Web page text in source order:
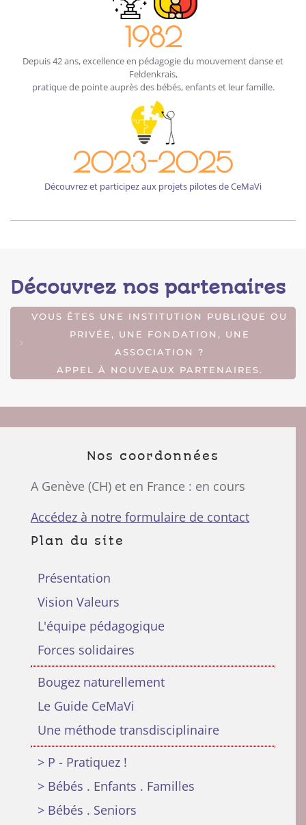
1982
Depuis 42 ans, excellence en pédagogie du mouvement danse et
Feldenkrais,
pratique de pointe auprès des bébés, enfants et leur famille.
2023-2025
Découvrez et participez aux projets pilotes de CeMaVi
Découvrez nos partenaires
VOUS ÊTES UNE INSTITUTION PUBLIQUE OU
PRIVÉE, UNE FONDATION, UNE
ASSOCIATION ?
APPEL À NOUVEAUX PARTENAIRES.
Nos coordonnées
A Genève (CH) et en France : en cours
Accédez à notre formulaire de contact
Plan du site
Présentation
Vision Valeurs
L'équipe pédagogique
Forces solidaires
Bougez naturellement
Le Guide CeMaVi
Une méthode transdisciplinaire
> P - Pratiquez !
> Bébés . Enfants . Familles
> Bébés . Seniors